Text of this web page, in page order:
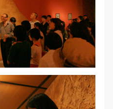
等受到不同程度的损失、
事人及美术馆将不承担相
活动者根据相应的法律条
偿。并追究相应的法律责
当在美术馆工作人员及活
并正确的使用活动中所涉
等受到不同程度的损失、
事人及美术馆将不承担相
活动者根据相应的法律条
偿。并追究相应的法律责
当在美术馆工作人员及活
并正确的使用活动中所涉
等受到不同程度的损失、
事人及美术馆将不承担相
活动者根据相应的法律条
偿。并追究相应的法律责
当在美术馆工作人员及活
并正确的使用活动中所涉
帐号密码登录
发送验证码
为您的登录账号